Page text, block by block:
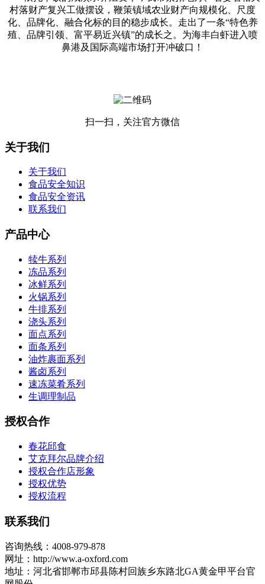
村落财产复兴工做摆设，鞭策镇域农业财产向规模化、尺度
化、品牌化、融合化标的目的稳步成长。走出了一条“特色养
殖、品牌引领、富平易近兴镇”的成长之。为海丰白虾进入喷
鼻港及国际高端市场打开冲破口！
扫一扫，关注官方微信
关于我们
关于我们
食品安全知识
食品安全资讯
联系我们
产品中心
犊牛系列
冻品系列
冰鲜系列
火锅系列
牛排系列
浇头系列
面点系列
面条系列
油炸裹面系列
酱卤系列
速冻菜肴系列
生调理制品
授权合作
春花邱食
艾克拜尔品牌介绍
授权合作店形象
授权优势
授权流程
联系我们
咨询热线：4008-979-878
网址：http://www.a-oxford.com
地址：河北省邯郸市邱县陈村回族乡东路北GA黄金甲平台官